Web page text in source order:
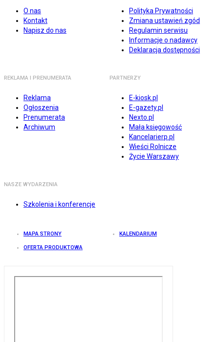
O nas
Kontakt
Napisz do nas
Polityka Prywatności
Zmiana ustawień zgód
Regulamin serwisu
Informacje o nadawcy
Deklaracja dostępności
REKLAMA I PRENUMERATA
Reklama
Ogłoszenia
Prenumerata
Archiwum
PARTNERZY
E-kiosk.pl
E-gazety.pl
Nexto.pl
Mała księgowość
Kancelarierp.pl
Wieści Rolnicze
Życie Warszawy
NASZE WYDARZENIA
Szkolenia i konferencje
MAPA STRONY KALENDARIUM
OFERTA PRODUKTOWA